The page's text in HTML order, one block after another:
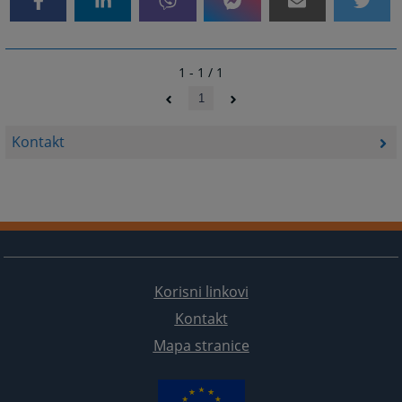
Kontakt
1 - 1 / 1
1
Korisni linkovi
Kontakt
Mapa stranice